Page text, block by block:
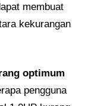
membuat
kekurangan
optimum
pengguna